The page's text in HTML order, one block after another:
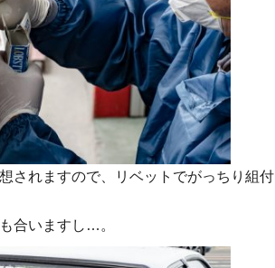
されますので、リベットでがっちり組付
合いますし…。